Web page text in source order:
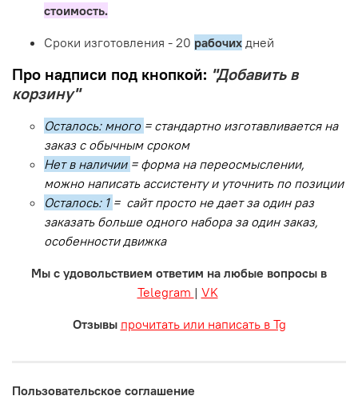
стоимость.
Сроки изготовления - 20 рабочих дней
Про надписи под кнопкой: "Добавить в
корзину"
Осталось: много = стандартно изготавливается на
заказ с обычным сроком
Нет в наличии = форма на переосмыслении,
можно написать ассистенту и уточнить по позиции
Осталось: 1 = сайт просто не дает за один раз
заказать больше одного набора за один заказ,
особенности движка
Мы с удовольствием ответим на любые вопросы в
Telegram | VK
Отзывы прочитать или написать в Tg
Пользовательское соглашение